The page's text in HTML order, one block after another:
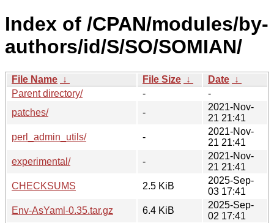
Index of /CPAN/modules/by-
authors/id/S/SO/SOMIAN/
File Name ↓ File Size ↓ Date ↓
Parent directory/
-
-
patches/
-
2021-Nov-
21 21:41
perl_admin_utils/
-
2021-Nov-
21 21:41
experimental/
-
2021-Nov-
21 21:41
CHECKSUMS
2.5 KiB
2025-Sep-
03 17:41
Env-AsYaml-0.35.tar.gz
6.4 KiB
2025-Sep-
02 17:41